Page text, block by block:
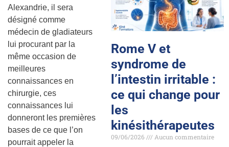
Alexandrie, il sera
désigné comme
médecin de gladiateurs
lui procurant par la
même occasion de
meilleures
connaissances en
chirurgie, ces
connaissances lui
donneront les premières
bases de ce que l’on
pourrait appeler la
Rome V et
syndrome de
l’intestin irritable :
ce qui change pour
les
kinésithérapeutes
09/06/2026
Aucun commentaire